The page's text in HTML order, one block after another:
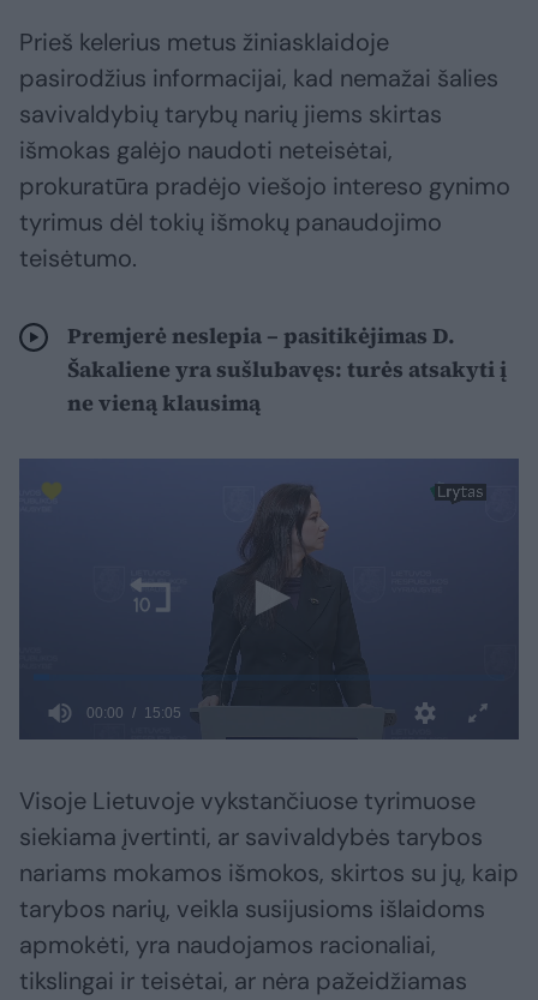
Prieš kelerius metus žiniasklaidoje
pasirodžius informacijai, kad nemažai šalies
savivaldybių tarybų narių jiems skirtas
išmokas galėjo naudoti neteisėtai,
prokuratūra pradėjo viešojo intereso gynimo
tyrimus dėl tokių išmokų panaudojimo
teisėtumo.
Premjerė neslepia – pasitikėjimas D.
Šakaliene yra sušlubavęs: turės atsakyti į
ne vieną klausimą
Visoje Lietuvoje vykstančiuose tyrimuose
siekiama įvertinti, ar savivaldybės tarybos
nariams mokamos išmokos, skirtos su jų, kaip
tarybos narių, veikla susijusioms išlaidoms
apmokėti, yra naudojamos racionaliai,
tikslingai ir teisėtai, ar nėra pažeidžiamas